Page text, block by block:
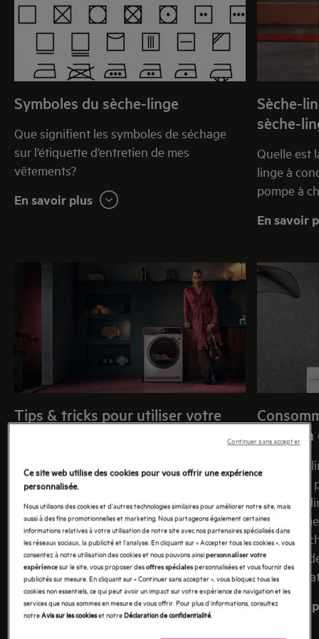
que les fonctions disponibles ? Vous trouverez ci-
après quelques conseils pour un séchage parfait
de votre linge. Ainsi, les vêtements que vous portez
souvent garderont l'éclat et la sensation du neuf,
Symboles du sèche-linge
Que signifient les symboles de séchage
sur l’étiquette d’entretien de mes
vêtements?
En savoir plus
Sèche-
sèche-
Quelle est
linge à
pompe à
En savoir
Tips & tricks pour utiliser votre
Vous venez d'acheter un nouveau sèche-
linge ou vous envisagez d'en acquérir un
bientôt ? Découvrez ici tout ce que vous
devez savoir sur votre appareil (actuel ou
futur) – de l'installation facile à la sélection
du bon programme, en passant par
l'entretien intelligent pour des
performances optimales.
En savoir plus
pompe
Un
les sèche-
sèche-
excellent
soucieux
En savoir
Ce site web utilise des cookies pour vous offrir une expérience
personnalisée.
Nous utilisons des cookies et d'autres technologies similaires pour améliorer notre site, mais
aussi à des fins promotionnelles et marketing. Nous partageons également certaines
informations relatives à votre utilisation de notre site avec nos partenaires spécialisés dans
les réseaux sociaux, la publicité et l'analyse. En cliquant sur « Accepter tous les cookies », vous
consentez à notre utilisation des cookies et nous pouvons ainsipersonnaliser votre
expériencesur le site, vous proposer desoffres spécialespersonnalisées et vous fournir des
publicités sur mesure. En cliquant sur « Continuer sans accepter », vous bloquez tous les
cookies non essentiels, ce qui peut avoir un impact sur votre expérience de navigation et les
services que nous sommes en mesure de vous offrir. Pour plus d'informations, consultez
notreAvis sur les cookieset notreDéclaration de confidentialité.
Continuer sans accepter